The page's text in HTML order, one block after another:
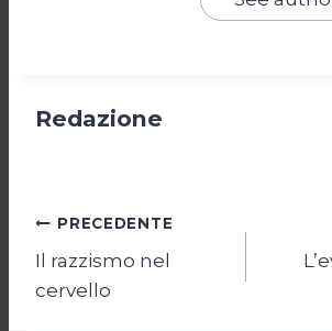
Redazione
Navigazione
articoli
PRECEDENTE
Il razzismo nel
cervello